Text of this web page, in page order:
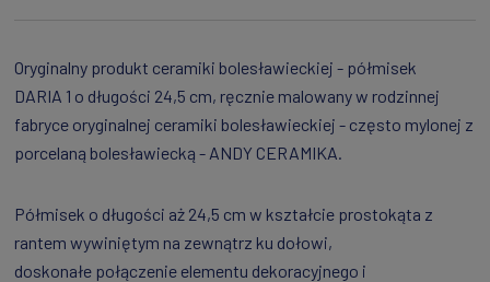
Oryginalny produkt ceramiki bolesławieckiej - półmisek
DARIA 1 o długości 24,5 cm, ręcznie malowany w rodzinnej
fabryce oryginalnej ceramiki bolesławieckiej - często mylonej z
porcelaną bolesławiecką - ANDY CERAMIKA.
Półmisek o długości aż 24,5 cm w kształcie prostokąta z
rantem wywiniętym na zewnątrz ku dołowi,
doskonałe połączenie elementu dekoracyjnego i